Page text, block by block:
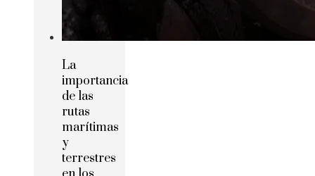
La
importancia
de las
rutas
marítimas
y
terrestres